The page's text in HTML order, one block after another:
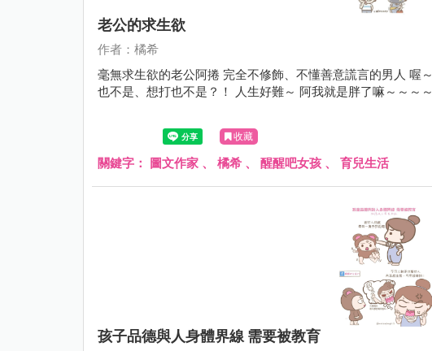
老公的求生欲
作者：橘希
毫無求生欲的老公阿捲 完全不修飾、不懂善意謊言的男人 喔
也不是、想打也不是？！ 人生好難～ 阿我就是胖了嘛～～～
收藏
關鍵字： 圖文作家 、 橘希 、 醒醒吧女孩 、 育兒生活
孩子品德與人身體界線 需要被教育